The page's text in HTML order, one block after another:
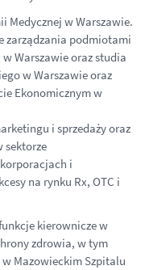
Medycznej w Warszawie.
zarządzania podmiotami
Warszawie oraz studia
w Warszawie oraz
Ekonomicznym w
i sprzedaży oraz
sektorze
i
na rynku Rx, OTC i
kierownicze w
zdrowia, w tym
Mazowieckim Szpitalu